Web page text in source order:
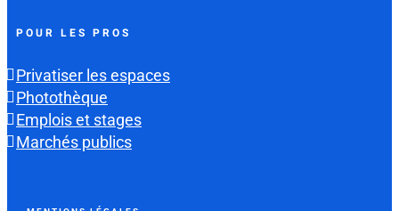
POUR LES PROS
Privatiser les espaces
Photothèque
Emplois et stages
Marchés publics